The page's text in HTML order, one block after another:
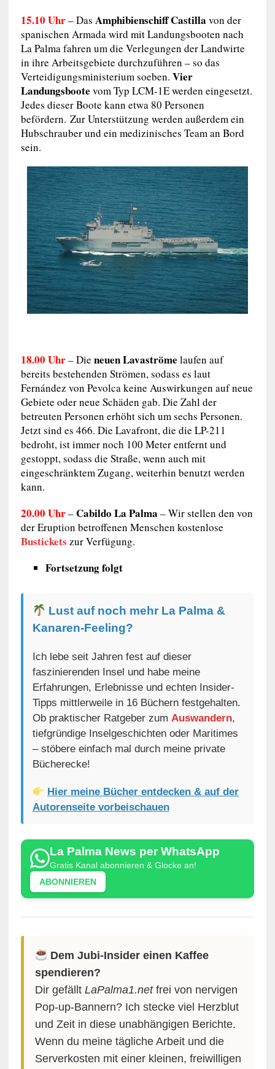
15.10 Uhr–Das AmphibienschiffCastilla von der
spanischen Armada wird mitLandungsbooten nach
La Palma fahren umdie Verlegungen der Landwirte
in ihre Arbeitsgebiete durchzuführen – so das
Verteidigungsministerium soeben. Vier
Landungsboote vom Typ LCM-1E werden eingesetzt.
Jedes dieser Boote kann etwa 80 Personen
befördern. Zur Unterstützung werden außerdem ein
Hubschrauber und ein medizinisches Team an Bord
sein.
18.00 Uhr– Die neuen Lavaströme laufen auf
bereits bestehenden Strömen, sodass es laut
Fernández von Pevolca keine Auswirkungen auf neue
Gebiete oder neue Schäden gab. Die Zahl der
betreuten Personen erhöht sich um sechs Personen.
Jetzt sind es 466. Die Lavafront, die die LP-211
bedroht, ist immer noch 100 Meter entfernt und
gestoppt, sodass die Straße, wenn auch mit
eingeschränktem Zugang, weiterhin benutzt werden
kann.
20.00 Uhr–Cabildo La Palma – Wir stellen den von
der Eruption betroffenen Menschen kostenlose
Bustickets zur Verfügung.
Fortsetzung folgt
Lust auf noch mehr La Palma &
Kanaren-Feeling?
Ich lebe seit Jahren fest auf dieser
faszinierenden Insel und habe meine
Erfahrungen, Erlebnisse und echten Insider-
Tipps mittlerweile in 16 Büchern festgehalten.
Ob praktischer Ratgeber zum Auswandern,
tiefgründige Inselgeschichten oder Maritimes
– stöbere einfach mal durch meine private
Bücherecke!
Hier meine Bücher entdecken & auf der
Autorenseite vorbeischauen
La Palma News per WhatsApp
Gratis Kanal abonnieren & Glocke an!
ABONNIEREN
Dem Jubi-Insider einen Kaffee
spendieren?
Dir gefällt LaPalma1.netfrei von nervigen
Pop-up-Bannern? Ich stecke viel Herzblut
und Zeit in diese unabhängigen Berichte.
Wenn du meine tägliche Arbeit und die
Serverkosten mit einer kleinen, freiwilligen